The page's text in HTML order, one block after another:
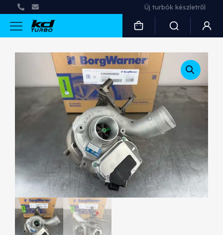
Új turbók készletről